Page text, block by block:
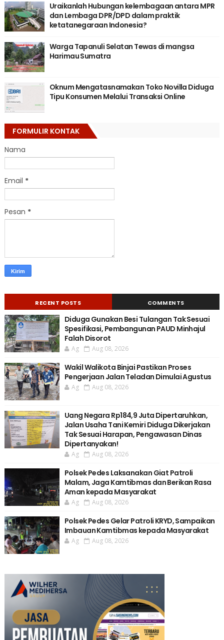
Uraikanlah Hubungan kelembagaan antara MPR
dan Lembaga DPR/DPD dalam praktik
ketatanegaraan Indonesia?
Warga Tapanuli Selatan Tewas di mangsa
Harimau Sumatra
Oknum Mengatasnamakan Toko Novilla Diduga
Tipu Konsumen Melalui Transaksi Online
FORMULIR KONTAK
Nama
Email *
Pesan *
RECENT POSTS COMMENTS
Diduga Gunakan Besi Tulangan Tak Sesuai
Spesifikasi, Pembangunan PAUD Minhajul
Falah Disorot
Ag Aug 08, 2026
Wakil Walikota Binjai Pastikan Proses
Pengerjaan Jalan Teladan Dimulai Agustus
Ag Aug 08, 2026
Uang Negara Rp184,9 Juta Dipertaruhkan,
Jalan Usaha Tani Kemiri Diduga Dikerjakan
Tak Sesuai Harapan, Pengawasan Dinas
Dipertanyakan!
Ag Aug 08, 2026
Polsek Pedes Laksanakan Giat Patroli
Malam, Jaga Kamtibmas dan Berikan Rasa
Aman kepada Masyarakat
Ag Aug 08, 2026
Polsek Pedes Gelar Patroli KRYD, Sampaikan
Imbauan Kamtibmas kepada Masyarakat
Ag Aug 08, 2026